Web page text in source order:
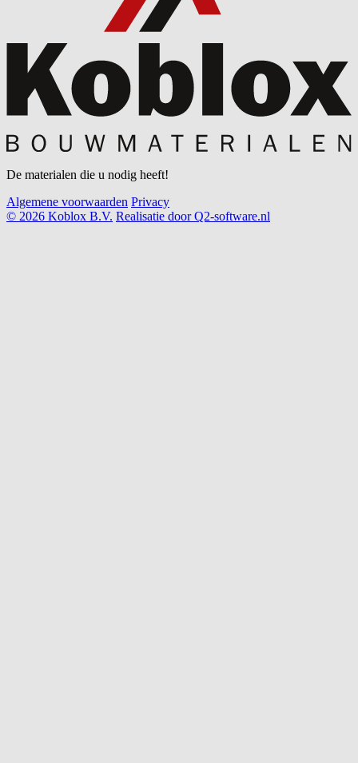
De materialen die u nodig heeft!
Algemene voorwaarden Privacy
© 2026 Koblox B.V. Realisatie door Q2-software.nl